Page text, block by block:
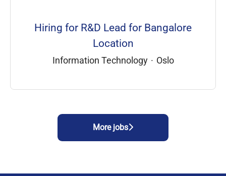
Hiring for R&D Lead for Bangalore
Location
Information Technology · Oslo
More jobs